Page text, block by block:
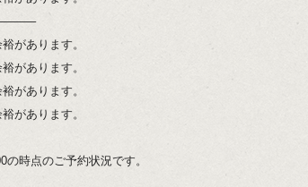
があります。
があります。
があります。
があります。
時点のご予約状況です。